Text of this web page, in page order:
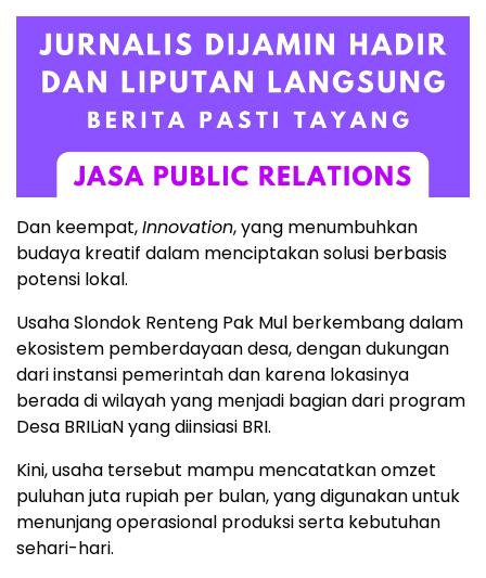
Dan keempat,Innovation, yang menumbuhkan
budaya kreatif dalam menciptakan solusi berbasis
potensi lokal.
Usaha Slondok Renteng Pak Mul berkembang dalam
ekosistem pemberdayaan desa, dengan dukungan
dari instansi pemerintah dan karena lokasinya
berada di wilayah yang menjadi bagian dari program
Desa BRILiaN yang diinsiasi BRI.
Kini, usaha tersebut mampu mencatatkan omzet
puluhan juta rupiah per bulan, yang digunakan untuk
menunjang operasional produksi serta kebutuhan
sehari-hari.